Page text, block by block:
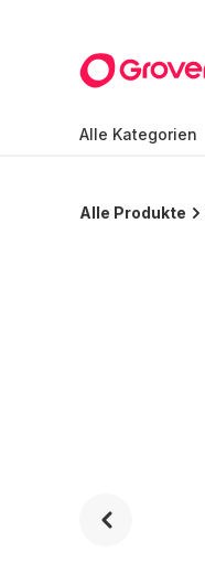
Alle Kategorien
Alle Produkte